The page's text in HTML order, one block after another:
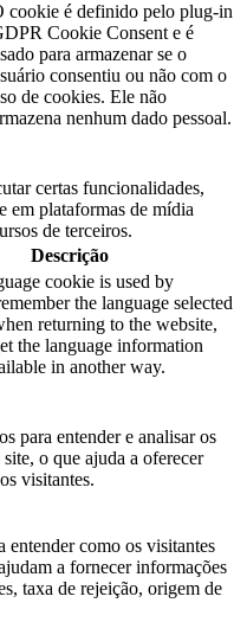
cookie é definido pelo plug-in
Cookie Consent e é
para armazenar se o
consentiu ou não com o
de cookies. Ele não
nenhum dado pessoal.
certas funcionalidades,
em plataformas de mídia
de terceiros.
Descrição
cookie is used by
the language selected
returning to the website,
the language information
in another way.
para entender e analisar os
o que ajuda a oferecer
visitantes.
entender como os visitantes
a fornecer informações
taxa de rejeição, origem de